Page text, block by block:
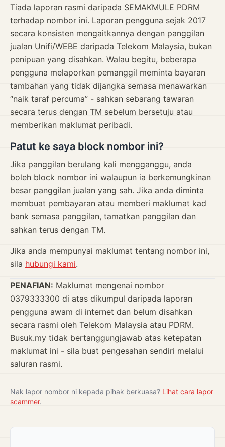
Tiada laporan rasmi daripada SEMAKMULE PDRM
terhadap nombor ini. Laporan pengguna sejak 2017
secara konsisten mengaitkannya dengan panggilan
jualan Unifi/WEBE daripada Telekom Malaysia, bukan
penipuan yang disahkan. Walau begitu, beberapa
pengguna melaporkan pemanggil meminta bayaran
tambahan yang tidak dijangka semasa menawarkan
“naik taraf percuma” - sahkan sebarang tawaran
secara terus dengan TM sebelum bersetuju atau
memberikan maklumat peribadi.
Patut ke saya block nombor ini?
Jika panggilan berulang kali mengganggu, anda
boleh block nombor ini walaupun ia berkemungkinan
besar panggilan jualan yang sah. Jika anda diminta
membuat pembayaran atau memberi maklumat kad
bank semasa panggilan, tamatkan panggilan dan
sahkan terus dengan TM.
Jika anda mempunyai maklumat tentang nombor ini,
sila hubungi kami.
PENAFIAN: Maklumat mengenai nombor
0379333300 di atas dikumpul daripada laporan
pengguna awam di internet dan belum disahkan
secara rasmi oleh Telekom Malaysia atau PDRM.
Busuk.my tidak bertanggungjawab atas ketepatan
maklumat ini - sila buat pengesahan sendiri melalui
saluran rasmi.
Nak lapor nombor ni kepada pihak berkuasa? Lihat cara lapor
scammer.